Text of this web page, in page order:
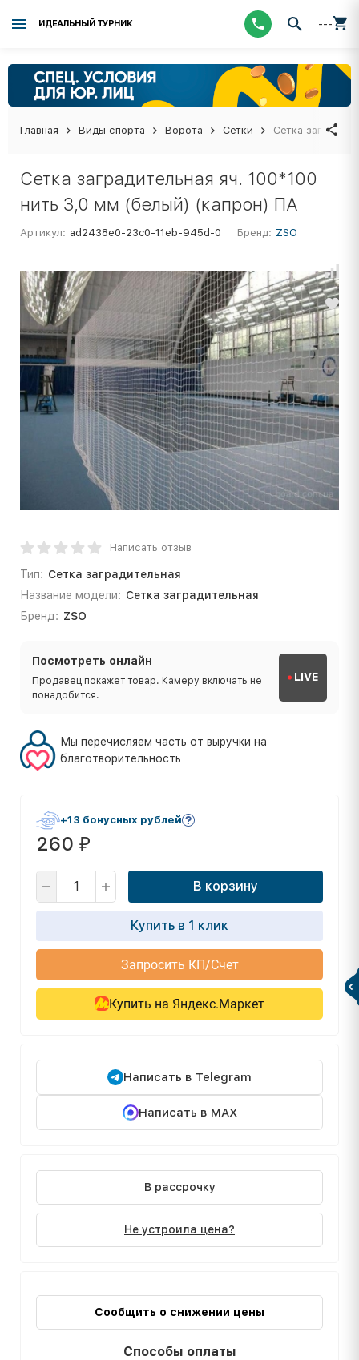
ИДЕАЛЬНЫЙ ТУРНИК ---
Главная Виды спорта Ворота Сетки Сетка
Сетка заградительная яч. 100*100
нить 3,0 мм (белый) (капрон) ПА
Артикул: ad2438e0-23c0-11eb-945d-0 Бренд: ZSO
Написать отзыв
Тип: Сетка заградительная
Название модели: Сетка заградительная
Бренд: ZSO
Посмотреть онлайн
Продавец покажет товар. Камеру включать не
понадобится.
LIVE
Мы перечисляем часть от выручки на
благотворительность
+13 бонусных рублей
260 ₽
В корзину
Купить в 1 клик
Запросить КП/Счет
Купить на Яндекс.Маркет
Написать в Telegram
Написать в MAX
В рассрочку
Не устроила цена?
Сообщить о снижении цены
Способы оплаты